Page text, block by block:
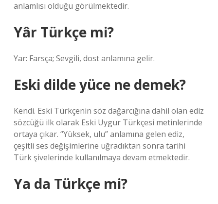
anlamlısı olduğu görülmektedir.
Yâr Türkçe mi?
Yar: Farsça; Sevgili, dost anlamına gelir.
Eski dilde yüce ne demek?
Kendi. Eski Türkçenin söz dağarcığına dahil olan ediz
sözcüğü ilk olarak Eski Uygur Türkçesi metinlerinde
ortaya çıkar. “Yüksek, ulu” anlamına gelen ediz,
çeşitli ses değişimlerine uğradıktan sonra tarihi
Türk şivelerinde kullanılmaya devam etmektedir.
Ya da Türkçe mi?